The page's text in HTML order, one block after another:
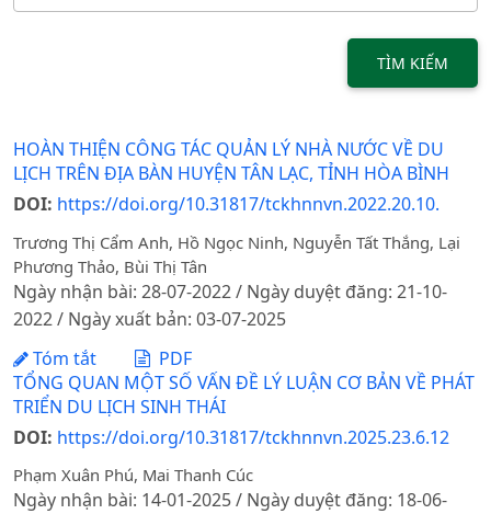
TÌM KIẾM
HOÀN THIỆN CÔNG TÁC QUẢN LÝ NHÀ NƯỚC VỀ DU
LỊCH TRÊN ĐỊA BÀN HUYỆN TÂN LẠC, TỈNH HÒA BÌNH
DOI: https://doi.org/10.31817/tckhnnvn.2022.20.10.
Trương Thị Cẩm Anh, Hồ Ngọc Ninh, Nguyễn Tất Thắng, Lại
Phương Thảo, Bùi Thị Tân
Ngày nhận bài: 28-07-2022 / Ngày duyệt đăng: 21-10-
2022 / Ngày xuất bản: 03-07-2025
Tóm tắt
PDF
TỔNG QUAN MỘT SỐ VẤN ĐỀ LÝ LUẬN CƠ BẢN VỀ PHÁT
TRIỂN DU LỊCH SINH THÁI
DOI: https://doi.org/10.31817/tckhnnvn.2025.23.6.12
Phạm Xuân Phú, Mai Thanh Cúc
Ngày nhận bài: 14-01-2025 / Ngày duyệt đăng: 18-06-